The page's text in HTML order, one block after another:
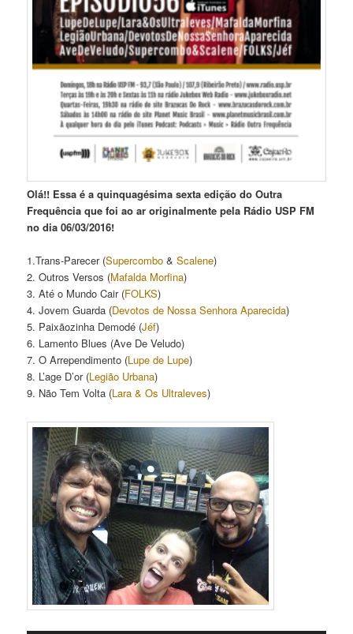
Olá!! Essa é a quinquagésima sexta edição do Outra
Frequência que foi ao ar originalmente pela Rádio USP FM
no dia 06/03/2016!
1.Trans-Parecer (Supercombo &Scalene)
2. Outros Versos (Mafalda Morfina)
3. Até o Mundo Cair (FOLKS)
4. Jovem Guarda (Devotos de Nossa Senhora Aparecida)
5. Paixãozinha Demodé (Jéf)
6. Lamento Blues (Ave De Veludo)
7. O Arrependimento (Lupe de Lupe)
8. L’age D’or (Legião Urbana)
9. Não Tem Volta (Lara & Os Ultraleves)